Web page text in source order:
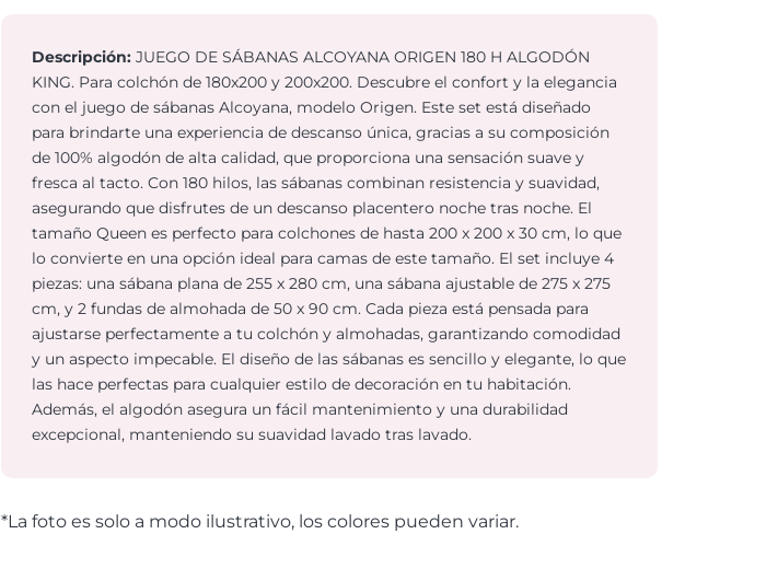
Descripción: JUEGO DE SÁBANAS ALCOYANA ORIGEN 180 H ALGODÓN
KING. Para colchón de 180x200 y 200x200. Descubre el confort y la elegancia
con el juego de sábanas Alcoyana, modelo Origen. Este set está diseñado
para brindarte una experiencia de descanso única, gracias a su composición
de 100% algodón de alta calidad, que proporciona una sensación suave y
fresca al tacto. Con 180 hilos, las sábanas combinan resistencia y suavidad,
asegurando que disfrutes de un descanso placentero noche tras noche. El
tamaño Queen es perfecto para colchones de hasta 200 x 200 x 30 cm, lo que
lo convierte en una opción ideal para camas de este tamaño. El set incluye 4
piezas: una sábana plana de 255 x 280 cm, una sábana ajustable de 275 x 275
cm, y 2 fundas de almohada de 50 x 90 cm. Cada pieza está pensada para
ajustarse perfectamente a tu colchón y almohadas, garantizando comodidad
y un aspecto impecable. El diseño de las sábanas es sencillo y elegante, lo que
las hace perfectas para cualquier estilo de decoración en tu habitación.
Además, el algodón asegura un fácil mantenimiento y una durabilidad
excepcional, manteniendo su suavidad lavado tras lavado.
*La foto es solo a modo ilustrativo, los colores pueden variar.